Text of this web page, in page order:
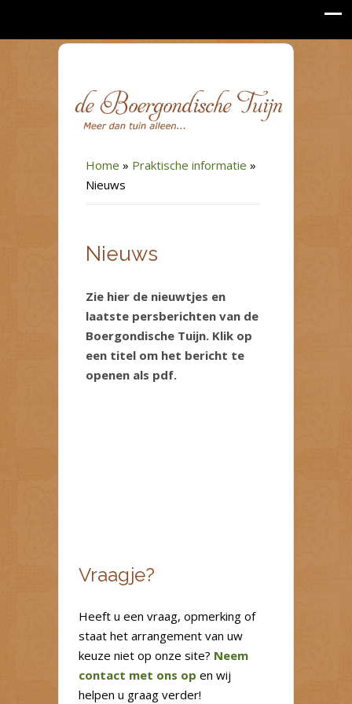
Home » Praktische informatie »
Nieuws
Nieuws
Zie hier de nieuwtjes en
laatste persberichten van de
Boergondische Tuijn. Klik op
een titel om het bericht te
openen als pdf.
Vraagje?
Heeft u een vraag, opmerking of
staat het arrangement van uw
keuze niet op onze site? Neem
contact met ons op en wij
helpen u graag verder!